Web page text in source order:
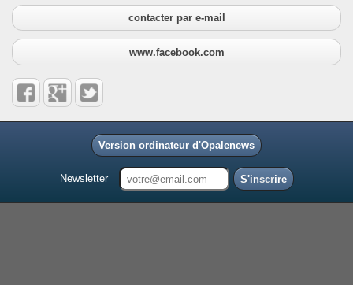
contacter par e-mail
www.facebook.com
Version ordinateur d'Opalenews
Newsletter S'inscrire